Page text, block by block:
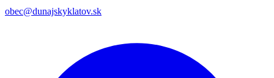
obec@dunajskyklatov.sk